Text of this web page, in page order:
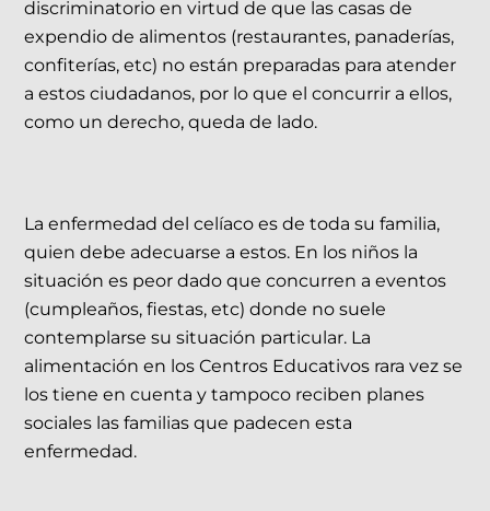
discriminatorio en virtud de que las casas de
expendio de alimentos (restaurantes, panaderías,
confiterías, etc) no están preparadas para atender
a estos ciudadanos, por lo que el concurrir a ellos,
como un derecho, queda de lado.
La enfermedad del celíaco es de toda su familia,
quien debe adecuarse a estos. En los niños la
situación es peor dado que concurren a eventos
(cumpleaños, fiestas, etc) donde no suele
contemplarse su situación particular. La
alimentación en los Centros Educativos rara vez se
los tiene en cuenta y tampoco reciben planes
sociales las familias que padecen esta
enfermedad.